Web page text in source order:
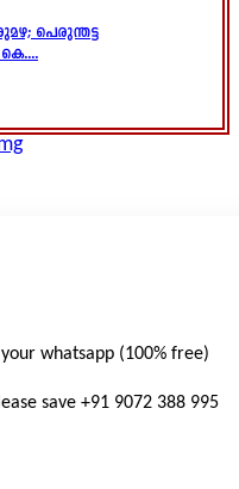
പെരുന്തട്ട
whatsapp (100% free)
save +91 9072 388 995